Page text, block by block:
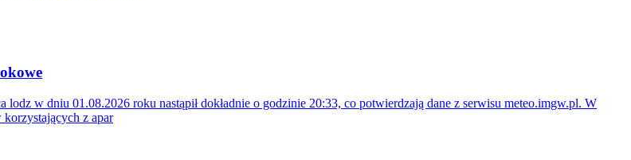
w dniu 01.08.2026 roku nastąpił dokładnie o godzinie 20:33, co potwierdzają dane z serwisu meteo.imgw.pl. W
z apar